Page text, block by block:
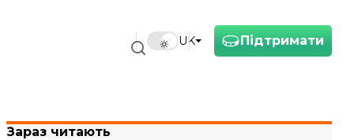
Підтримати
UK
Зараз читають